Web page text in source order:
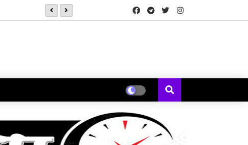
*कोक स्टुडिओ भारतने 'कचौडी गली'मधून पत्नीच्या नजरेतून मांडली एका